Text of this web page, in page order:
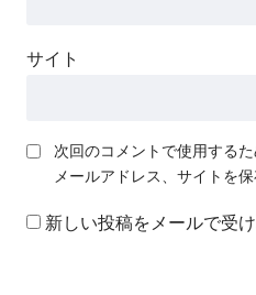
サイト
次回のコメントで使用する
メールアドレス、サイトを保
新しい投稿をメールで受